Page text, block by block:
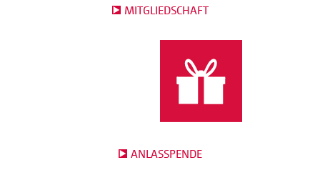
MITGLIEDSCHAFT
ANLASSPENDE